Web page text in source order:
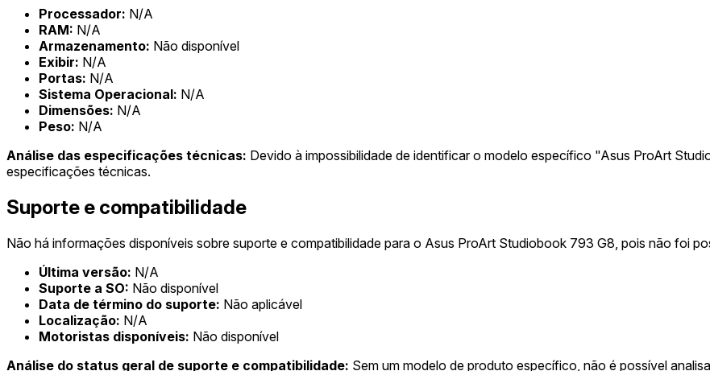
Processador: N/A
RAM: N/A
Armazenamento: Não disponível
Exibir: N/A
Portas: N/A
Sistema Operacional: N/A
Dimensões: N/A
Peso: N/A
Análise das especificações técnicas: Devido à impossibilidade de identificar o modelo específico "Asus ProArt
especificações técnicas.
Suporte e compatibilidade
Não há informações disponíveis sobre suporte e compatibilidade para o Asus ProArt Studiobook 793 G8, pois não foi
Última versão: N/A
Suporte a SO: Não disponível
Data de término do suporte: Não aplicável
Localização: N/A
Motoristas disponíveis: Não disponível
Análise do status geral de suporte e compatibilidade: Sem um modelo de produto específico, não é possível